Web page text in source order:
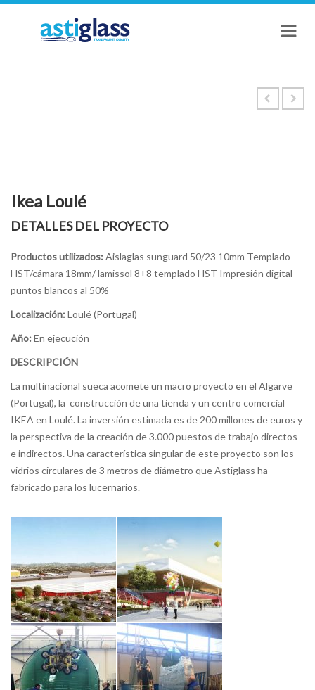
Ikea Loulé
DETALLES DEL PROYECTO
Productos utilizados: Aislaglas sunguard 50/23 10mm Templado
HST/cámara 18mm/ lamissol 8+8 templado HST Impresión digital
puntos blancos al 50%
Localización: Loulé (Portugal)
Año: En ejecución
DESCRIPCIÓN
La multinacional sueca acomete un macro proyecto en el Algarve
(Portugal), la construcción de una tienda y un centro comercial
IKEA en Loulé. La inversión estimada es de 200 millones de euros y
la perspectiva de la creación de 3.000 puestos de trabajo directos
e indirectos. Una característica singular de este proyecto son los
vidrios circulares de 3 metros de diámetro que Astiglass ha
fabricado para los lucernarios.